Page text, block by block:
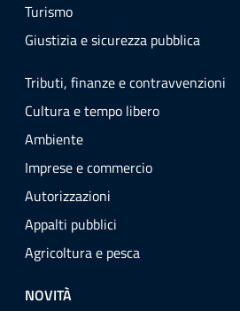
Turismo
Giustizia e sicurezza pubblica
Tributi, finanze e contravvenzioni
Cultura e tempo libero
Ambiente
Imprese e commercio
Autorizzazioni
Appalti pubblici
Agricoltura e pesca
NOVITÀ